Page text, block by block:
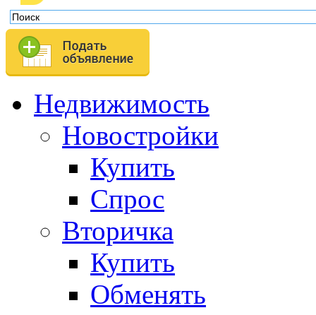
Недвижимость
Новостройки
Купить
Спрос
Вторичка
Купить
Обменять